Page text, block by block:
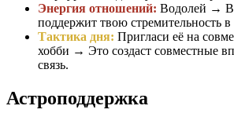
Энергия отношений: Водолей →
поддержит твою стремительность
Тактика дня: Пригласи её на
хобби → Это создаст совместные
связь.
Астроподдержка